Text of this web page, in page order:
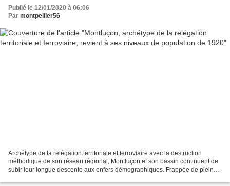
Publié le 12/01/2020 à 06:06
Par montpellier56
Archétype de la relégation territoriale et ferroviaire avec la destruction
méthodique de son réseau régional, Montluçon et son bassin continuent de
subir leur longue descente aux enfers démographiques. Frappée de plein